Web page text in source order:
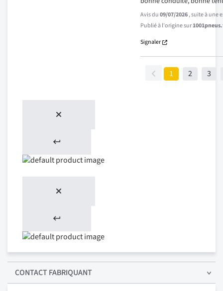
Avis du09/07/2026, suite à une
Publié à l'origine sur
Signaler
1 2 3
CONTACT FABRIQUANT